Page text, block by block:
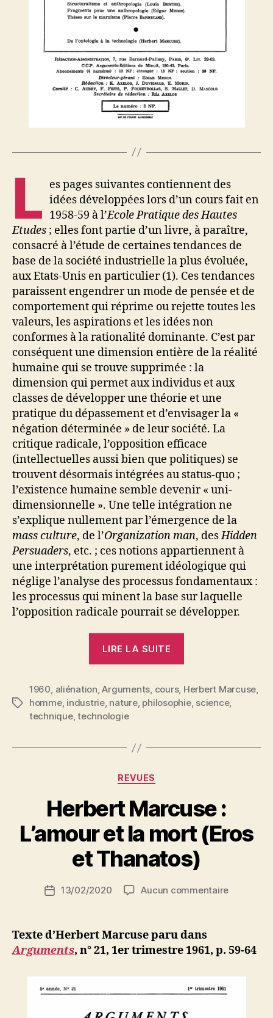
L es pages suivantes contiennent des
idées développées lors d’un cours fait en
1958-59 à l’Ecole Pratique des Hautes
Etudes ; elles font partie d’un livre, à paraître,
consacré à l’étude de certaines tendances de
base de la société industrielle la plus évoluée,
aux Etats-Unis en particulier (1). Ces tendances
paraissent engendrer un mode de pensée et de
comportement qui réprime ou rejette toutes les
valeurs, les aspirations et les idées non
conformes à la rationalité dominante. C’est par
conséquent une dimension entière de la réalité
humaine qui se trouve supprimée : la
dimension qui permet aux individus et aux
classes de développer une théorie et une
pratique du dépassement et d’envisager la «
négation déterminée » de leur société. La
critique radicale, l’opposition efficace
(intellectuelles aussi bien que politiques) se
trouvent désormais intégrées au status-quo ;
l’existence humaine semble devenir « uni-
dimensionnelle ». Une telle intégration ne
s’explique nullement par l’émergence de la
mass culture, de l’Organization man, desHidden
Persuaders, etc. ; ces notions appartiennent à
une interprétation purement idéologique qui
néglige l’analyse des processus fondamentaux :
les processus qui minent la base sur laquelle
l’opposition radicale pourrait se développer.
LIRE LA SUITE
De
l’ontologie
de
société
industrielle »
Étiquettes
1960, aliénation,Arguments, cours, Herbert Marcuse,
homme, industrie, nature, philosophie, science,
technique,technologie
Catégories
REVUES
Herbert Marcuse :
L’amour et la mort (Eros
et Thanatos)
a
r
S
N
ji
Date13/02/2020 Aucun commentairesur
et
Texte d’Herbert Marcuse paru dans
Arguments, n° 21, 1er trimestre 1961, p. 59-64